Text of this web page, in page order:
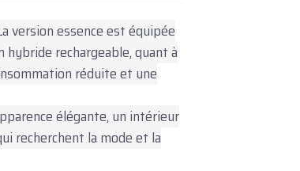
version essence est équipée
rechargeable, quant à
réduite et une
élégante, un intérieur
recherchent la mode et la